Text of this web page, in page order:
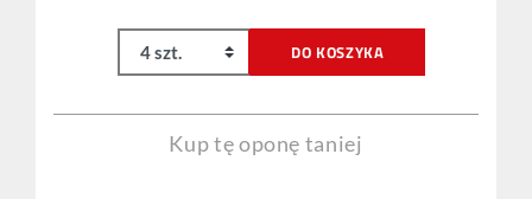
DO KOSZYKA
Kup tę oponę taniej